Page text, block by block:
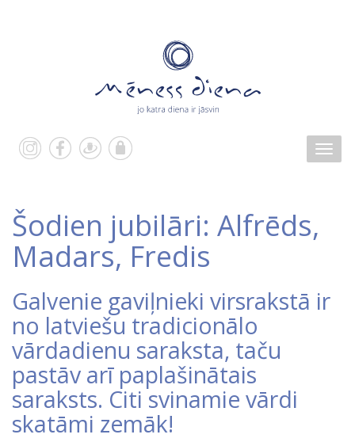
Šodien jubilāri: Alfrēds,
Madars, Fredis
Galvenie gaviļnieki virsrakstā ir
no latviešu tradicionālo
vārdadienu saraksta, taču
pastāv arī paplašinātais
saraksts. Citi svinamie vārdi
skatāmi zemāk!